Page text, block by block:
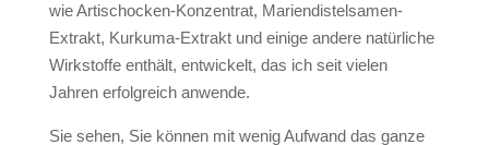
wie Artischocken-Konzentrat, Mariendistelsamen-
Extrakt, Kurkuma-Extrakt und einige andere natürliche
Wirkstoffe enthält, entwickelt, das ich seit vielen
Jahren erfolgreich anwende.
Sie sehen, Sie können mit wenig Aufwand das ganze